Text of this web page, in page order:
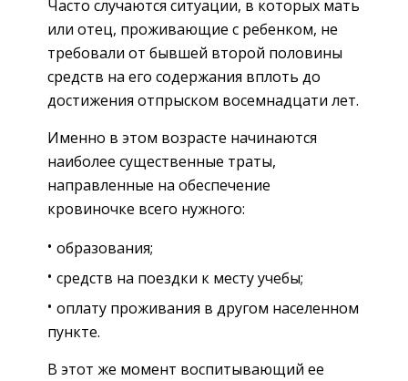
Часто случаются ситуации, в которых мать
или отец, проживающие с ребенком, не
требовали от бывшей второй половины
средств на его содержания вплоть до
достижения отпрыском восемнадцати лет.
Именно в этом возрасте начинаются
наиболее существенные траты,
направленные на обеспечение
кровиночке всего нужного:
образования;
средств на поездки к месту учебы;
оплату проживания в другом населенном
пункте.
В этот же момент воспитывающий ее